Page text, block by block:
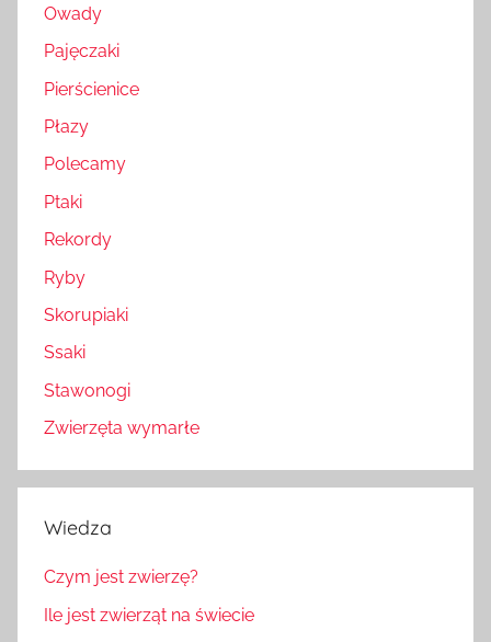
Owady
Pajęczaki
Pierścienice
Płazy
Polecamy
Ptaki
Rekordy
Ryby
Skorupiaki
Ssaki
Stawonogi
Zwierzęta wymarłe
Wiedza
Czym jest zwierzę?
Ile jest zwierząt na świecie